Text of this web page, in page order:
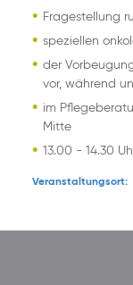
Fragestellung
speziellen
der
vor, während
im
Mitte
13.00 - 14.30
Veranstaltungsort: